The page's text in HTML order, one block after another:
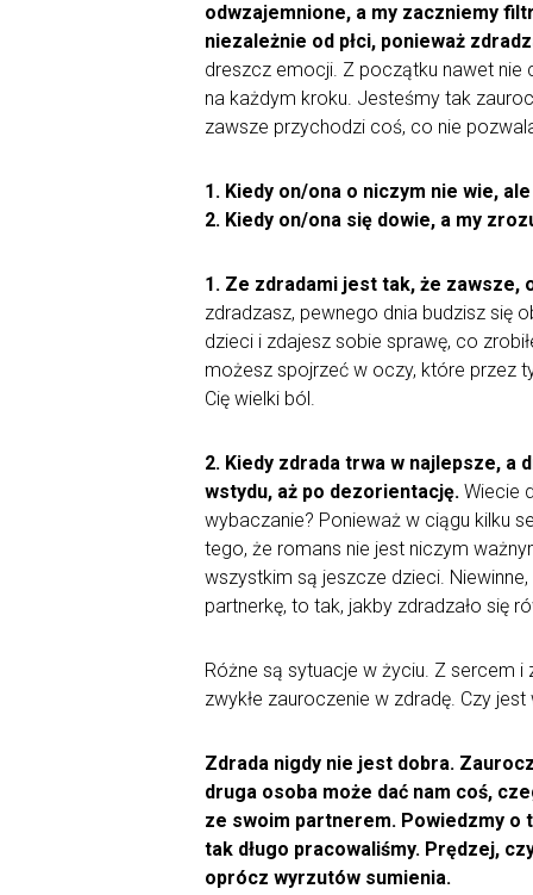
odwzajemnione, a my zaczniemy
niezależnie od płci, ponieważ
dreszcz emocji. Z początku nawet nie
na każdym kroku. Jesteśmy tak
zawsze przychodzi coś, co nie
1. Kiedy on/ona o niczym nie wie,
2. Kiedy on/ona się dowie, a my
1. Ze zdradami jest tak, że zawsze,
zdradzasz, pewnego dnia budzisz się
dzieci i zdajesz sobie sprawę, co
możesz spojrzeć w oczy, które przez
Cię wielki ból.
2. Kiedy zdrada trwa w najlepsze, a
wstydu, aż po dezorientację. Wiecie
wybaczanie? Ponieważ w ciągu kilku
tego, że romans nie jest niczym
wszystkim są jeszcze dzieci.
partnerkę, to tak, jakby zdradzało się
Różne są sytuacje w życiu. Z sercem
zwykłe zauroczenie w zdradę. Czy
Zdrada nigdy nie jest dobra.
druga osoba może dać nam coś,
ze swoim partnerem. Powiedzmy o
tak długo pracowaliśmy. Prędzej,
oprócz wyrzutów sumienia.